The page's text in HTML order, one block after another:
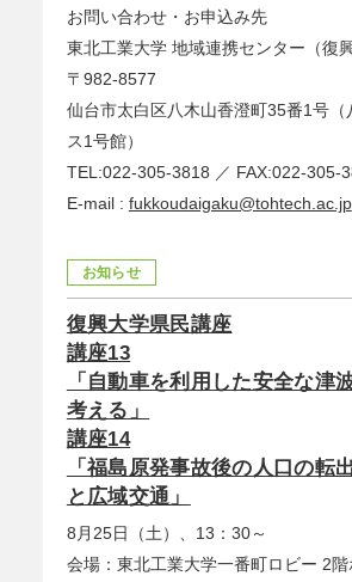
お問い合わせ・お申込み先
東北工業大学 地域連携センター（復
〒982-8577
仙台市太白区八木山香澄町35番1号（
ス1号館）
TEL:022-305-3818 ／ FAX:022-305-
E-mail : fukkoudaigaku@tohtech.ac.jp
お知らせ
復興大学県民講座
講座13
「自動車を利用した安全な津
考える」
講座14
「福島原発事故後の人口の転
と広域交通」
8月25日（土）、13：30～
会場：東北工業大学一番町ロビー 2